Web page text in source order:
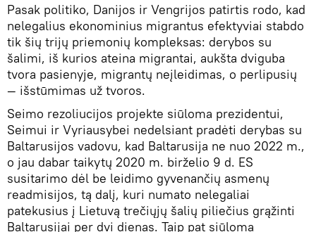
Pasak politiko, Danijos ir Vengrijos patirtis rodo, kad
nelegalius ekonominius migrantus efektyviai stabdo
tik šių trijų priemonių kompleksas: derybos su
šalimi, iš kurios ateina migrantai, aukšta dviguba
tvora pasienyje, migrantų neįleidimas, o perlipusių
— išstūmimas už tvoros.
Seimo rezoliucijos projekte siūloma prezidentui,
Seimui ir Vyriausybei nedelsiant pradėti derybas su
Baltarusijos vadovu, kad Baltarusija ne nuo 2022 m.,
o jau dabar taikytų 2020 m. birželio 9 d. ES
susitarimo dėl be leidimo gyvenančių asmenų
readmisijos, tą dalį, kuri numato nelegaliai
patekusius į Lietuvą trečiųjų šalių piliečius grąžinti
Baltarusijai per dvi dienas. Taip pat siūloma